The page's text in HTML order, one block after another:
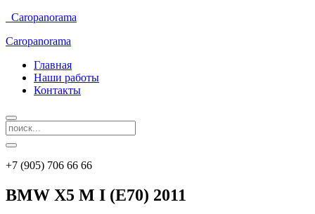
Caropanorama
Caropanorama
Главная
Наши работы
Контакты
+7 (905) 706 66 66
BMW X5 M I (E70) 2011